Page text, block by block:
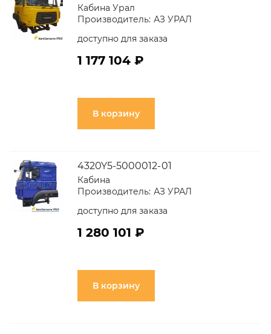
Кабина Урал
Производитель: АЗ УРАЛ
доступно для заказа
1 177 104 ₽
В корзину
4320Y5-5000012-01
Кабина
Производитель: АЗ УРАЛ
доступно для заказа
1 280 101 ₽
В корзину